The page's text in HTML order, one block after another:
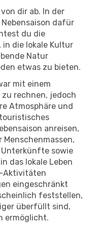
dir ab. In der
dafür
du die
die lokale Kultur
Natur
etwas zu bieten.
mit einem
rechnen, jedoch
Atmosphäre und
anreisen,
sowie
das lokale Leben
Aktivitäten
eingeschränkt
feststellen,
überfüllt sind,
ermöglicht.